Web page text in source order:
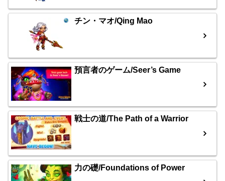
チン・マオ/Qing Mao
預言者のゲーム/Seer’s Game
戦士の道/The Path of a Warrior
力の礎/Foundations of Power